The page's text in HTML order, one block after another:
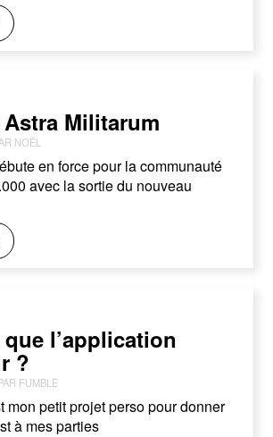
Militarum
NOËL
en force pour la communauté
avec la sortie du nouveau
que l’application
?
FUMBLE
mon petit projet perso pour donner
à mes parties